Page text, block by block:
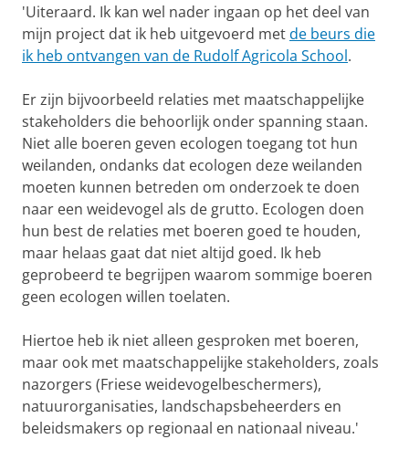
'Uiteraard. Ik kan wel nader ingaan op het deel van
mijn project dat ik heb uitgevoerd metde beurs die
ik heb ontvangen van de Rudolf Agricola School.
Er zijn bijvoorbeeld relaties met maatschappelijke
stakeholders die behoorlijk onder spanning staan.
Niet alle boeren geven ecologen toegang tot hun
weilanden, ondanks dat ecologen deze weilanden
moeten kunnen betreden om onderzoek te doen
naar een weidevogel als de grutto. Ecologen doen
hun best de relaties met boeren goed te houden,
maar helaas gaat dat niet altijd goed. Ik heb
geprobeerd te begrijpen waarom sommige boeren
geen ecologen willen toelaten.
Hiertoe heb ik niet alleen gesproken met boeren,
maar ook met maatschappelijke stakeholders, zoals
nazorgers (Friese weidevogelbeschermers),
natuurorganisaties, landschapsbeheerders en
beleidsmakers op regionaal en nationaal niveau.'